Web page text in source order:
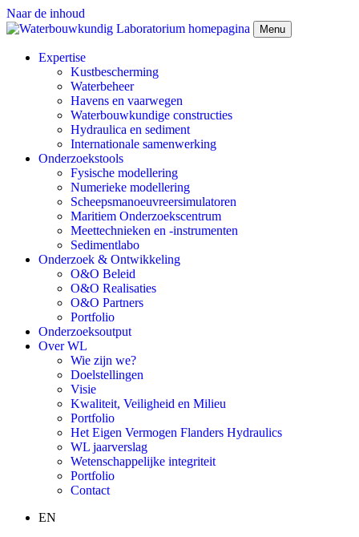
Naar de inhoud
Menu
Expertise
Kustbescherming
Waterbeheer
Havens en vaarwegen
Waterbouwkundige constructies
Hydraulica en sediment
Internationale samenwerking
Onderzoekstools
Fysische modellering
Numerieke modellering
Scheepsmanoeuvreersimulatoren
Maritiem Onderzoekscentrum
Meettechnieken en -instrumenten
Sedimentlabo
Onderzoek & Ontwikkeling
O&O Beleid
O&O Realisaties
O&O Partners
Portfolio
Onderzoeksoutput
Over WL
Wie zijn we?
Doelstellingen
Visie
Kwaliteit, Veiligheid en Milieu
Portfolio
Het Eigen Vermogen Flanders Hydraulics
WL jaarverslag
Wetenschappelijke integriteit
Portfolio
Contact
EN